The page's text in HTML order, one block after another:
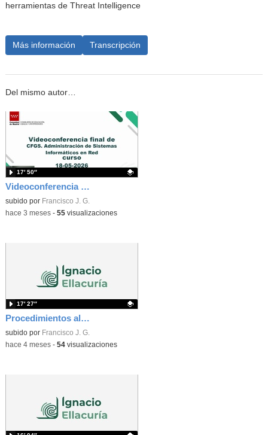
herramientas de Threat Intelligence
Más información Transcripción
Del mismo autor…
Videoconferencia Información Examenes Ellacuria
Contenido educativo.
subido por Francisco J. G.
17′ 50″
-hace 3 meses- 55visualizaciones
Procedimientos almacenados y triggers. Vídeo 2
Contenido educativo.
subido por Francisco J. G.
17′ 27″
-hace 4 meses- 54visualizaciones